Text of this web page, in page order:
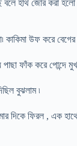
বলে হাথ জোর করা
কাকিমা উফ করে বেগের
ফাঁক করে পোন্দে
বুঝলাম ৷
দিকে ফিরল , এক হাথে